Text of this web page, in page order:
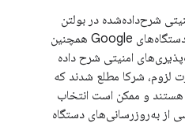
شرح‌داده‌شده در بولتن
امنیتی اندروید ژوئن ۲۰۲۱، دستگاه‌های Google همچنین
امنیتی شرح داده
لزوم، شرکا مطلع شدند که
و ممکن است انتخاب
از به‌روزرسانی‌های دستگاه